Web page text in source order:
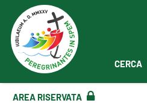
CERCA
AREA RISERVATA